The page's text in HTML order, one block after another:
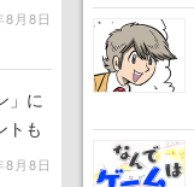
8月8日
」に
トも
8月8日